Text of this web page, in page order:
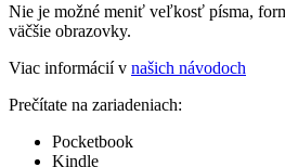
Nie je možné meniť veľkosť písma,
väčšie obrazovky.
Viac informácií v našich návodoch
Prečítate na zariadeniach:
Pocketbook
Kindle